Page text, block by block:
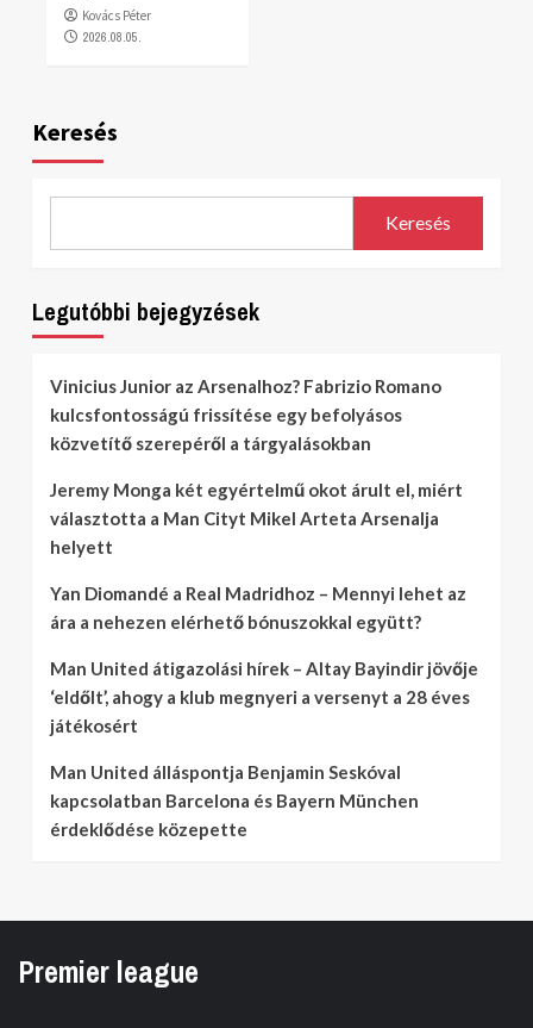
Kovács Péter
2026.08.05.
Keresés
Keresés
Legutóbbi bejegyzések
Vinicius Junior az Arsenalhoz? Fabrizio Romano
kulcsfontosságú frissítése egy befolyásos
közvetítő szerepéről a tárgyalásokban
Jeremy Monga két egyértelmű okot árult el, miért
választotta a Man Cityt Mikel Arteta Arsenalja
helyett
Yan Diomandé a Real Madridhoz – Mennyi lehet az
ára a nehezen elérhető bónuszokkal együtt?
Man United átigazolási hírek – Altay Bayindir jövője
‘eldőlt’, ahogy a klub megnyeri a versenyt a 28 éves
játékosért
Man United álláspontja Benjamin Seskóval
kapcsolatban Barcelona és Bayern München
érdeklődése közepette
Premier league